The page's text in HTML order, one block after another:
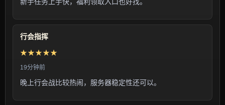
行会指挥
★★★★★
19分钟前
晚上行会战比较热闹，服务器稳定性还可以。